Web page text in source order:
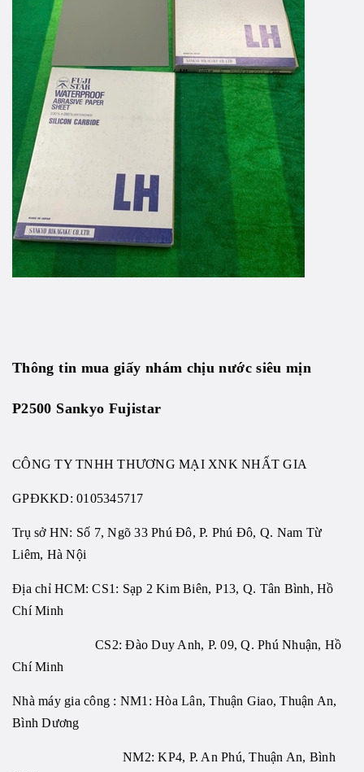
Thông tin mua giấy nhám chịu nước siêu mịn
P2500 Sankyo Fujistar
CÔNG TY TNHH THƯƠNG MẠI XNK NHẤT GIA
GPĐKKD: 0105345717
Trụ sở HN: Số 7, Ngõ 33 Phú Đô, P. Phú Đô, Q. Nam Từ
Liêm, Hà Nội
Địa chỉ HCM: CS1: Sạp 2 Kim Biên, P13, Q. Tân Bình, Hồ
Chí Minh
CS2: Đào Duy Anh, P. 09, Q. Phú Nhuận, Hồ
Chí Minh
Nhà máy gia công : NM1: Hòa Lân, Thuận Giao, Thuận An,
Bình Dương
NM2: KP4, P. An Phú, Thuận An, Bình